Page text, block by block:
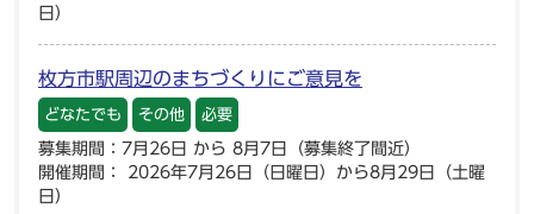
日）
枚方市駅周辺のまちづくりにご意見を
どなたでも その他 必要
募集期間：7月26日 から 8月7日（募集終了間近）
開催期間： 2026年7月26日（日曜日）から8月29日（土曜
日）